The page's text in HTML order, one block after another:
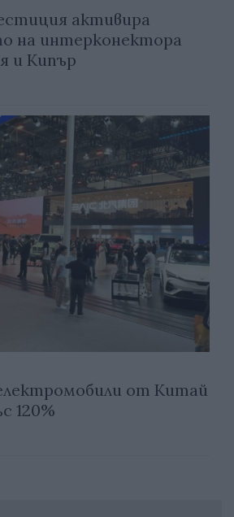
активира
на интерконектора
и Кипър
от Китай
120%